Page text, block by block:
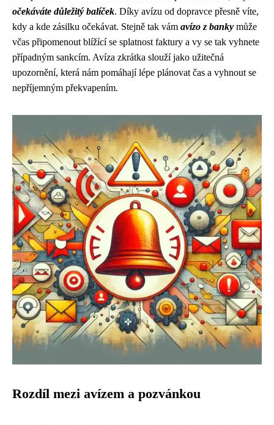
očekáváte důležitý balíček. Díky avízu od dopravce přesně víte,
kdy a kde zásilku očekávat. Stejně tak vám avízo z banky může
včas připomenout blížící se splatnost faktury a vy se tak vyhnete
případným sankcím. Avíza zkrátka slouží jako užitečná
upozornění, která nám pomáhají lépe plánovat čas a vyhnout se
nepříjemným překvapením.
Rozdíl mezi avízem a pozvánkou